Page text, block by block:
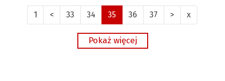
1 < 33 34 35 36 37 > x